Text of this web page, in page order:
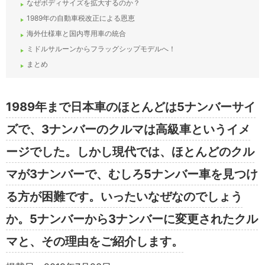
なぜボディサイズを拡大するのか？
1989年の自動車税改正による恩恵
海外仕様車と国内専用車の統合
ミドルサルーンからフラッグシップモデルへ！
まとめ
1989年まで日本車のほとんどは5ナンバーサイ
ズで、3ナンバーのクルマは高級車というイメ
ージでした。しかし現代では、ほとんどのクル
マが3ナンバーで、むしろ5ナンバー車を見つけ
る方が困難です。いったいなぜなのでしょう
か。5ナンバーから3ナンバーに変更されたクル
マと、その理由をご紹介します。